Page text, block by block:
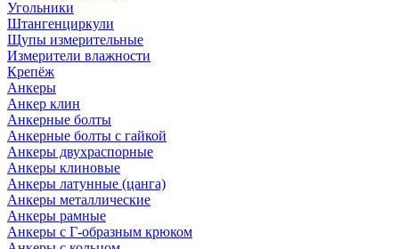
Угольники
Штангенциркули
Щупы измерительные
Измерители влажности
Крепёж
Анкеры
Анкер клин
Анкерные болты
Анкерные болты с гайкой
Анкеры двухраспорные
Анкеры клиновые
Анкеры латунные (цанга)
Анкеры металлические
Анкеры рамные
Анкеры с Г-образным крюком